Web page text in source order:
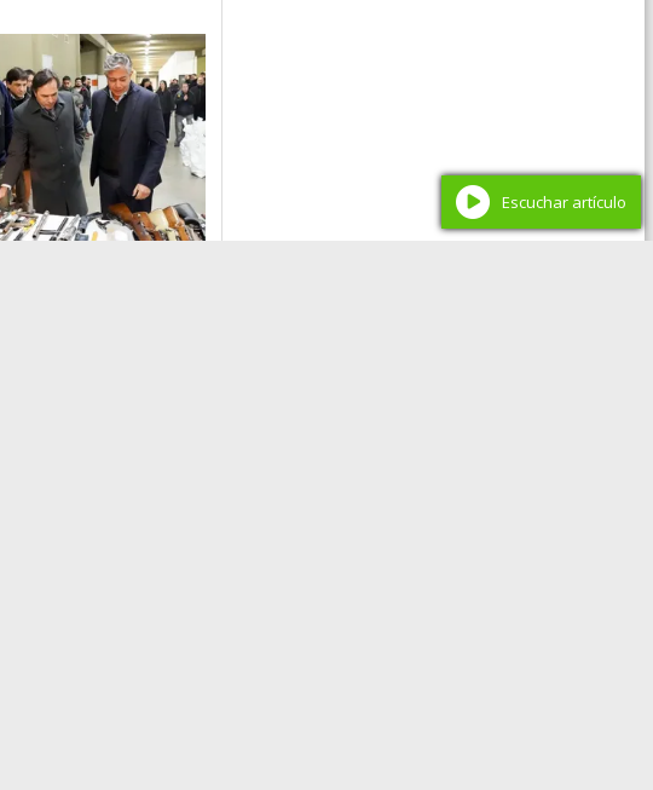
Escuchar artículo